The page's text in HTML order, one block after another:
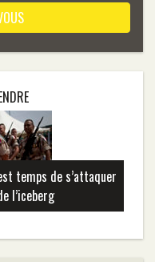
temps de s’attaquer
l’iceberg